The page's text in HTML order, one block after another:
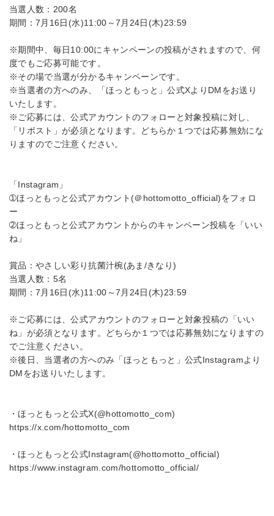
当選人数：200名
期間：7月16日(水)11:00～7月24日(木)23:59
※期間中、毎日10:00にキャンペーンの投稿がされますので、何
度でもご応募可能です。
※その場で当選が分かるキャンペーンです。
※当選者の方へのみ、「ほっともっと」公式XよりDMをお送り
いたします。
※ご応募には、公式アカウントのフォローと対象投稿に対し、
「リポスト」が必須となります。どちらか１つでは応募無効にな
りますのでご注意ください。
「Instagram」
➀ほっともっと公式アカウント(＠hottomotto_official)をフォロ
ー
➁ほっともっと公式アカウントからのキャンペーン投稿を「いい
ね」
賞品：やさしい彩り抗菌汁椀(あま/きなり)
当選人数：5名
期間：7月16日(水)11:00～7月24日(木)23:59
※ご応募には、公式アカウントのフォローと対象投稿の「いい
ね」が必須となります。どちらか１つでは応募無効になりますの
でご注意ください。
※後日、当選者の方へのみ「ほっともっと」公式Instagramより
DMをお送りいたします。
・ほっともっと公式X(@hottomotto_com)
https://x.com/hottomotto_com
・ほっともっと公式Instagram(@hottomotto_official)
https://www.instagram.com/hottomotto_official/